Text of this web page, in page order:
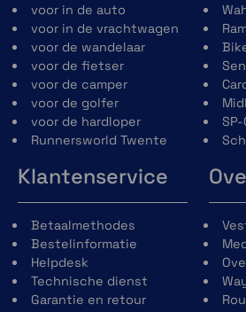
voor in de auto
voor in de vrachtwagen
voor de wandelaar
voor de fietser
voor de camper
voor de golfer
voor de hardloper
Runnersworld Twente
Klantenservice
Betaalmethodes
Bestelinformatie
Helpdesk
Technische dienst
Garantie en retour